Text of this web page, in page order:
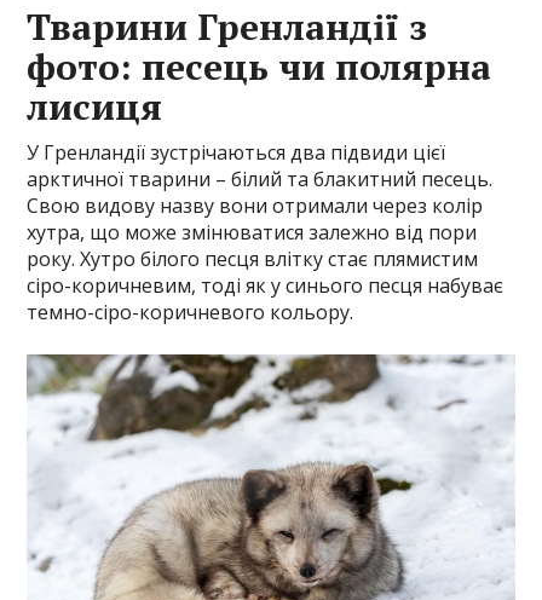
Тварини Гренландії з
фото: песець чи полярна
лисиця
У Гренландії зустрічаються два підвиди цієї
арктичної тварини – білий та блакитний песець.
Свою видову назву вони отримали через колір
хутра, що може змінюватися залежно від пори
року. Хутро білого песця влітку стає плямистим
сіро-коричневим, тоді як у синього песця набуває
темно-сіро-коричневого кольору.